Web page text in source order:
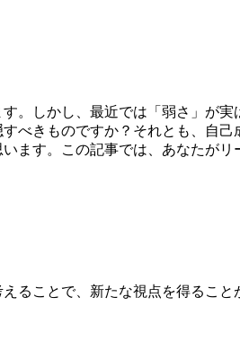
。しかし、最近では「弱さ」が
べきものですか？それとも、自
ます。この記事では、あなたが
ることで、新たな視点を得ること